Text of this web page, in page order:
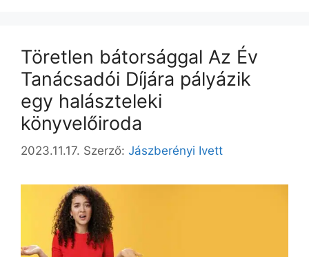
Töretlen bátorsággal Az Év
Tanácsadói Díjára pályázik
egy halászteleki
könyvelőiroda
2023.11.17. Szerző: Jászberényi Ivett